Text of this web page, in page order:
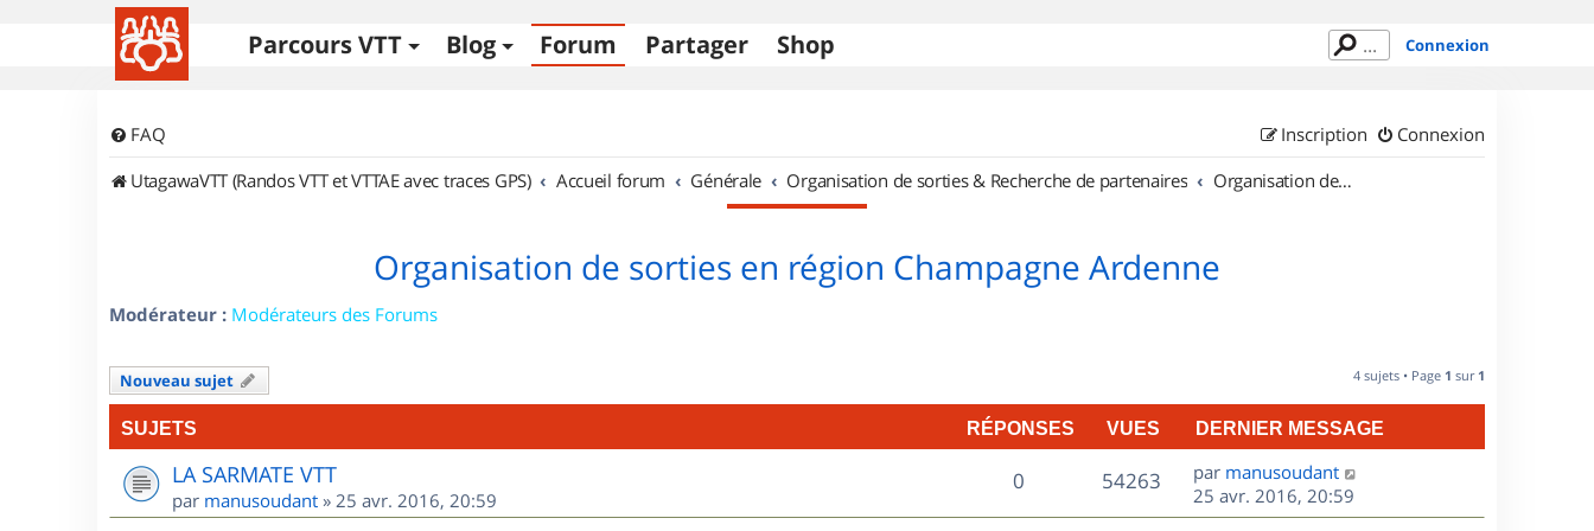
Parcours VTT Blog Forum Partager Shop Connexion
FAQ Connexion
Inscription
UtagawaVTT (Randos VTT et VTTAE avec traces GPS)
Accueil forum Générale Organisation de sorties & Recherche de partenaires Organisation de sorties en région Champagne Ardenne
Organisation de sorties en région Champagne Ardenne
Modérateur : Modérateurs des Forums
Nouveau sujet 4 sujets • Page 1 sur 1
SUJETS RÉPONSES VUES DERNIER MESSAGE
LA SARMATE VTT
par manusoudant » 25 avr. 2016, 20:59
0R
é
54263V
u
D
e
r
par manusoudant
25 avr. 2016, 20:59